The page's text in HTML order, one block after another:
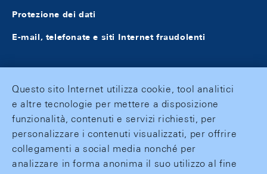
Protezione dei dati
E-mail, telefonate e siti Internet fraudolenti
Questo sito Internet utilizza cookie, tool analitici
e altre tecnologie per mettere a disposizione
funzionalità, contenuti e servizi richiesti, per
personalizzare i contenuti visualizzati, per offrire
collegamenti a social media nonché per
analizzare in forma anonima il suo utilizzo al fine